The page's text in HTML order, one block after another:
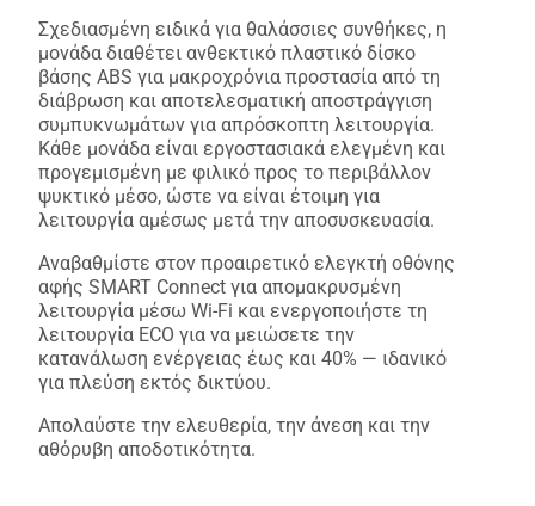
Σχεδιασμένη ειδικά για θαλάσσιες συνθήκες, η
μονάδα διαθέτει ανθεκτικό πλαστικό δίσκο
βάσης ABS για μακροχρόνια προστασία από τη
διάβρωση και αποτελεσματική αποστράγγιση
συμπυκνωμάτων για απρόσκοπτη λειτουργία.
Κάθε μονάδα είναι εργοστασιακά ελεγμένη και
προγεμισμένη με φιλικό προς το περιβάλλον
ψυκτικό μέσο, ώστε να είναι έτοιμη για
λειτουργία αμέσως μετά την αποσυσκευασία.
Αναβαθμίστε στον προαιρετικό ελεγκτή οθόνης
αφής SMART Connect για απομακρυσμένη
λειτουργία μέσω Wi-Fi και ενεργοποιήστε τη
λειτουργία ECO για να μειώσετε την
κατανάλωση ενέργειας έως και 40% — ιδανικό
για πλεύση εκτός δικτύου.
Απολαύστε την ελευθερία, την άνεση και την
αθόρυβη αποδοτικότητα.